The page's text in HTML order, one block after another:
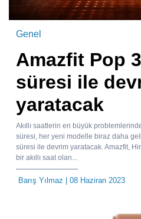
Genel
Amazfit Pop
süresi ile
yaratacak
Akıllı saatlerin en büyük
süresi, her yeni modelle biraz daha
süresi ile devrim yaratacak. Amazfit,
bir akıllı saat olan...
Barış Yılmaz | 08 Haziran 2023